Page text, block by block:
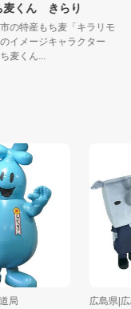
もち麦くん きらり
美作市の特産もち麦「キラリモ
チ」のイメージキャラクター
「もち麦くん...
広島県|広島